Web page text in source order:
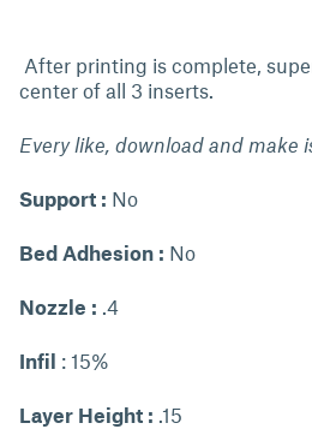
After printing is complete,
center of all 3 inserts.
Every like, download and make
Support : No
Bed Adhesion : No
Nozzle : .4
Infil : 15%
Layer Height : .15